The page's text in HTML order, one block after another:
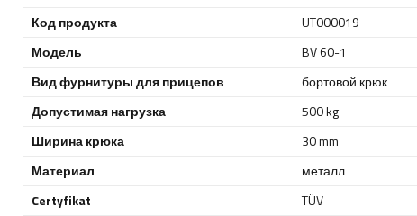
Код продукта
UT000019
Модель
BV 60-1
Вид фурнитуры для прицепов
бортовой крюк
Допустимая нагрузка
500 kg
Ширина крюка
30 mm
Материал
металл
Certyfikat
TÜV